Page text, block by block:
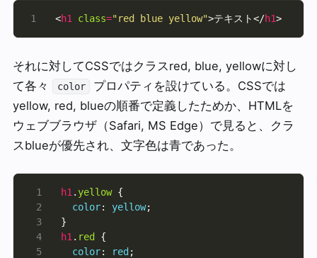
1 <h1 class="red blue yellow">テキスト</h1>
それに対してCSSではクラスred, blue, yellowに対し
て各々
color
プロパティを設けている。CSSでは
yellow, red, blueの順番で定義したためか、HTMLを
ウェブブラウザ（Safari, MS Edge）で見ると、クラ
スblueが優先され、文字色は青であった。
3
4
5
h1 . yellow
color: yellow
h1 . red
color: red